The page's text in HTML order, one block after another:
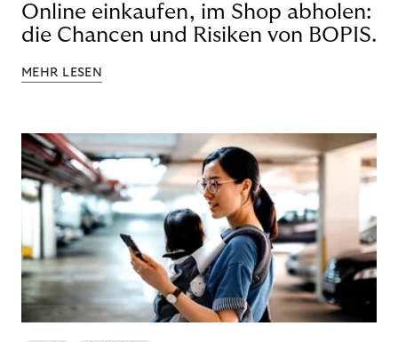
Online einkaufen, im Shop abholen:
die Chancen und Risiken von BOPIS.
MEHR LESEN